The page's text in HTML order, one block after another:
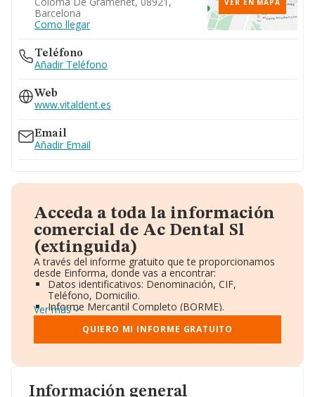
Información general
Barcelona
Como llegar
VER EN MAPA
Teléfono
Añadir Teléfono
Web
www.vitaldent.es
Email
Añadir Email
Acceda a toda la información
comercial de Ac Dental Sl
(extinguida)
A través del informe gratuito que te proporcionamos
desde Einforma, donde vas a encontrar:
Datos identificativos: Denominación, CIF,
Teléfono, Domicilio.
Informe Mercantil Completo (BORME).
Gráficos de Evolución Ventas y Empleados.
Consejo de Administración y Administradores.
Directivos y Ejecutivos.
Información oficial y registral complementaria.
Ver más
QUIERO MI INFORME GRATUITO